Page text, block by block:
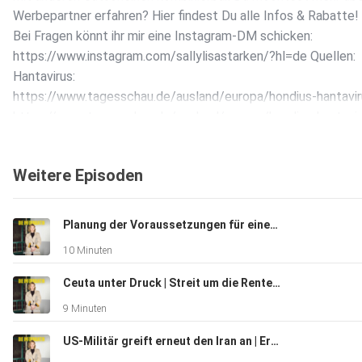
Werbepartner erfahren? Hier findest Du alle Infos & Rabatte!
Bei Fragen könnt ihr mir eine Instagram-DM schicken:
https://www.instagram.com/sallylisastarken/?hl=de Quellen:
Hantavirus:
https://www.tagesschau.de/ausland/europa/hondius-
https://www.sueddeutsche.de/politik/ukraine-krieg-
Femizide:
https://www.tagesschau.de/inland/gesellschaft/femizide-
https://www.tagesspiegel.de/politik/klarstellung-im-gesetz-
Weitere Episoden
Planung der Voraussetzungen für einen Zivildienst | Sondersitzung zum Anschlag auf dem CSD | Klagen gegen Trumps Zölle
10 Minuten
Ceuta unter Druck | Streit um die Rente mit 63 | Trump stoppt Iran-Angriffe
9 Minuten
US-Militär greift erneut den Iran an | Erdüberlastungstag | Diskussion zur Senkung der Fünf-Prozent-Hürde